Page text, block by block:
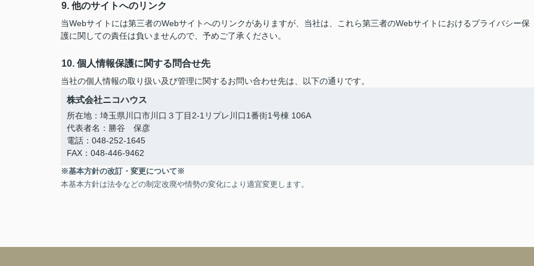
9. 他のサイトへのリンク
当Webサイトには第三者のWebサイトへのリンクがありますが、当社は、これら第三者のWebサイトにおけるプライバシー保
護に関しての責任は負いませんので、予めご了承ください。
10. 個人情報保護に関する問合せ先
当社の個人情報の取り扱い及び管理に関するお問い合わせ先は、以下の通りです。
株式会社ニコハウス
所在地：埼玉県川口市川口３丁目2-1リプレ川口1番街1号棟 106A
代表者名：勝谷 保彦
電話：048-252-1645
FAX：048-446-9462
※基本方針の改訂・変更について※
本基本方針は法令などの制定改廃や情勢の変化により適宜変更します。